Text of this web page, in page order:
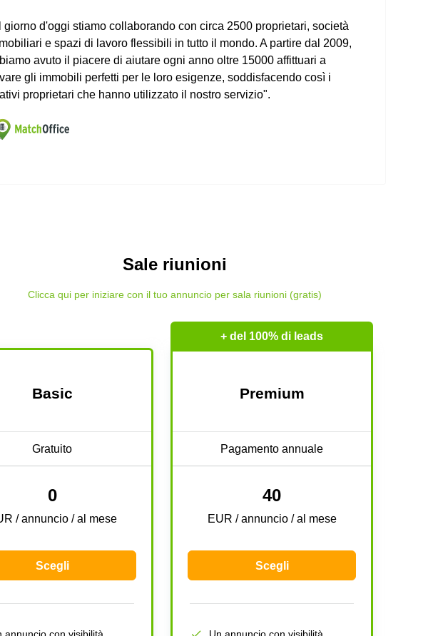
giorno d'oggi stiamo collaborando con circa 2500 proprietari, società
e spazi di lavoro flessibili in tutto il mondo. A partire dal 2009,
avuto il piacere di aiutare ogni anno oltre 15000 affittuari a
gli immobili perfetti per le loro esigenze, soddisfacendo così i
proprietari che hanno utilizzato il nostro servizio".
Sale riunioni
Clicca qui per iniziare con il tuo annuncio per sala riunioni (gratis)
Basic
Gratuito
0
/ annuncio / al mese
Scegli
+ del 100% di leads
Premium
Pagamento annuale
40
EUR / annuncio / al mese
Scegli